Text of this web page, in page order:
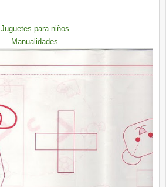
Juguetes para niños
Manualidades